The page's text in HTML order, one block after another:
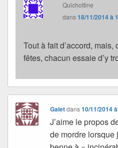
Quichottine
dans18/11/2014 à
Tout à fait d’accord,
fêtes, chacun essaie d’y
Galetdans10/11/2014
J’aime le propos
de mordre lorsque